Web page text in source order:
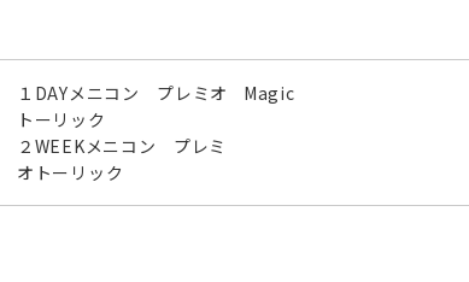
１DAYメニコン プレミオ
トーリック
Magic
２WEEKメニコン プレミ
オトーリック